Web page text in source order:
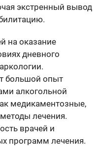
экстренный вывод
на оказание
дневного
большой опыт
алкогольной
медикаментозные,
лечения.
врачей и
программ лечения.